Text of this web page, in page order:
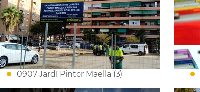
0907 Jardí Pintor Maella (3)